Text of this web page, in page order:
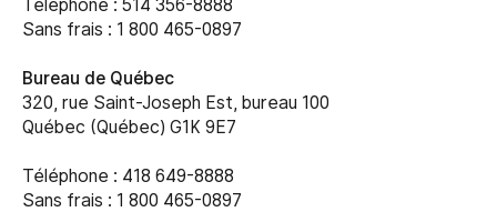
Téléphone : 514 356-8888
Sans frais : 1 800 465-0897
Bureau de Québec
320, rue Saint-Joseph Est, bureau 100
Québec (Québec) G1K 9E7
Téléphone : 418 649-8888
Sans frais : 1 800 465-0897